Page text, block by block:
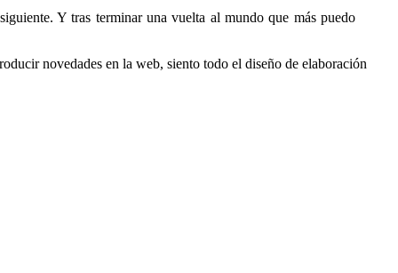
Y tras terminar una vuelta al mundo que más puedo
novedades en la web, siento todo el diseño de elaboración